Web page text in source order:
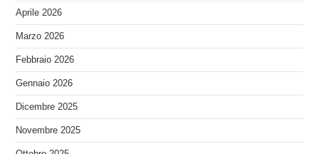
Aprile 2026
Marzo 2026
Febbraio 2026
Gennaio 2026
Dicembre 2025
Novembre 2025